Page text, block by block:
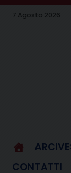
Skip
7 Agosto 2026
CONTATTI